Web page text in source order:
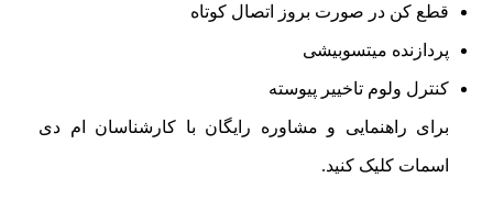
قطع کن در صورت بروز اتصال کوتاه
پردازنده میتسوبیشی
کنترل ولوم تاخییر پیوسته
برای راهنمایی و مشاوره رایگان با کارشناسان ام دی
اسمات کلیک کنید.